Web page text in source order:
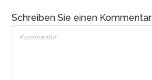
Schreiben Sie einen Kommentar